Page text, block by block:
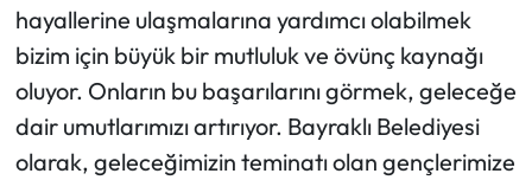
hayallerine ulaşmalarına yardımcı olabilmek
bizim için büyük bir mutluluk ve övünç kaynağı
oluyor. Onların bu başarılarını görmek, geleceğe
dair umutlarımızı artırıyor. Bayraklı Belediyesi
olarak, geleceğimizin teminatı olan gençlerimize